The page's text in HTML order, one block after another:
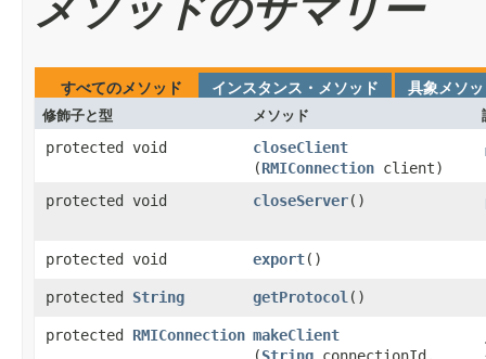
メソッドのサマリー
すべてのメソッド インスタンス・メソッド
具象メソ
修飾子と型
メソッド
protected void closeClient
(RMIConnection client)
protected void closeServer​()
protected void export​()
protected String getProtocol ​()
protected RMIConnection makeClient